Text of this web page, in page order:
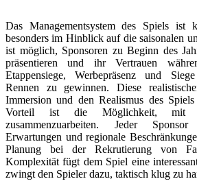
Das Managementsystem des Spiels ist
besonders im Hinblick auf die saisonalen
ist möglich, Sponsoren zu Beginn des
präsentieren und ihr Vertrauen
Etappensiege, Werbepräsenz und
Rennen zu gewinnen. Diese
Immersion und den Realismus des
Vorteil ist die Möglichkeit, mit
zusammenzuarbeiten. Jeder
Erwartungen und regionale
Planung bei der Rekrutierung von
Komplexität fügt dem Spiel eine
zwingt den Spieler dazu, taktisch klug zu